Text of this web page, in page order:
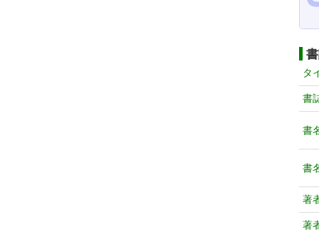
タ
書
書
書
著
著